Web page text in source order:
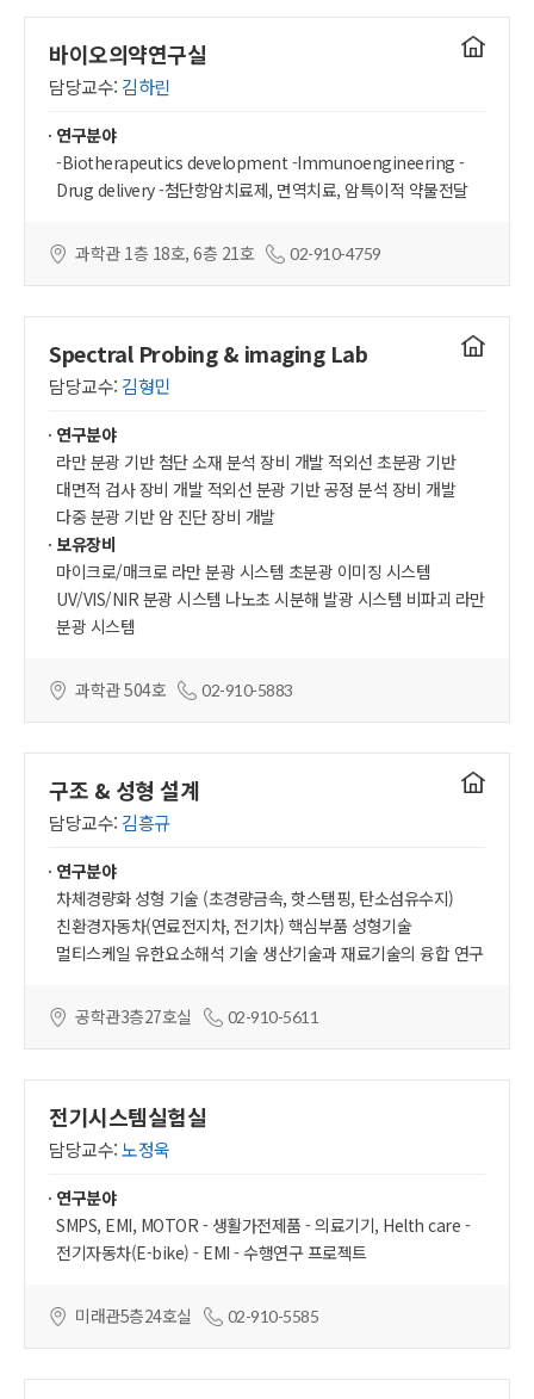
바이오의약연구실
담당교수: 김하린
연구실
연구분야
-Biotherapeutics development -Immunoengineering -
Drug delivery -첨단항암치료제, 면역치료, 암특이적 약물전달
과학관 1층 18호, 6층 21호 02-910-4759
Spectral Probing & imaging Lab
담당교수: 김형민
연구실
연구분야
라만 분광 기반 첨단 소재 분석 장비 개발 적외선 초분광 기반
대면적 검사 장비 개발 적외선 분광 기반 공정 분석 장비 개발
다중 분광 기반 암 진단 장비 개발
보유장비
마이크로/매크로 라만 분광 시스템 초분광 이미징 시스템
UV/VIS/NIR 분광 시스템 나노초 시분해 발광 시스템 비파괴 라만
분광 시스템
과학관 504호 02-910-5883
구조 & 성형 설계
담당교수: 김흥규
연구실
연구분야
차체경량화 성형 기술 (초경량금속, 핫스탬핑, 탄소섬유수지)
친환경자동차(연료전지차, 전기차) 핵심부품 성형기술
멀티스케일 유한요소해석 기술 생산기술과 재료기술의 융합 연구
공학관3층27호실 02-910-5611
전기시스템실험실
담당교수:노정욱
연구분야
SMPS, EMI, MOTOR - 생활가전제품 - 의료기기, Helth care -
전기자동차(E-bike) - EMI - 수행연구 프로젝트
미래관5층24호실 02-910-5585